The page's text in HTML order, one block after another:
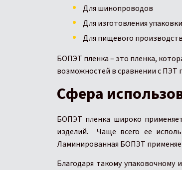
Для шинопроводов
Для изготовления упаковки
Для пищевого
БОПЭТ пленка – это пленка,
возможностей в сравнении с ПЭТ
Сфера
БОПЭТ пленка широко
изделий. Чаще всего ее
Ламинированная БОПЭТ
Благодаря такому